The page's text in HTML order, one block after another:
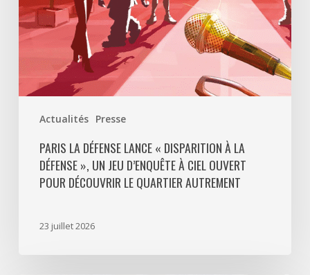
Actualités Presse
un
jeu
d’enquête
à
ciel
découvrir
quartier
PARIS LA DÉFENSE LANCE « DISPARITION À LA
DÉFENSE », UN JEU D’ENQUÊTE À CIEL OUVERT
POUR DÉCOUVRIR LE QUARTIER AUTREMENT
23 juillet 2026